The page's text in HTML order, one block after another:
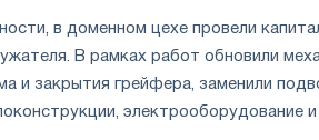
в доменном цехе провели
В рамках работ обновили
и закрытия грейфера, заменили
электрооборудование